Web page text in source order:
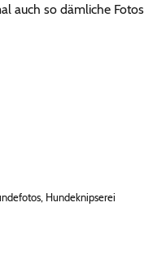
auch so dämliche Fotos
, Hundeknipserei